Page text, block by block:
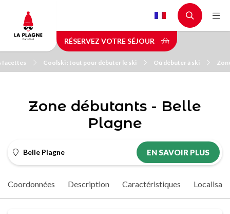
contenu
principal
RÉSERVEZ VOTRE SÉJOUR
facettes Coolski : tout pour débuter le ski Où débuter à ski
Zone débutants - Belle
Plagne
Belle Plagne EN SAVOIR PLUS
Coordonnées Description Caractéristiques